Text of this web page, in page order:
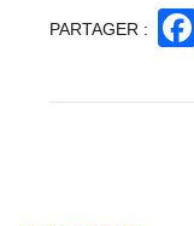
PARTAGER :